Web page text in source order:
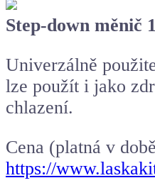
Step-down měnič
Univerzálně
lze použít i jako
chlazení.
Cena (platná v
https://